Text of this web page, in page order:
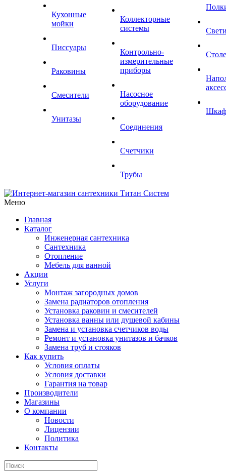
Кухонные
мойки
Писсуары
Раковины
Смесители
Унитазы
Коллекторные
системы
Контрольно-
измерительные
приборы
Насосное
оборудование
Соединения
Счетчики
Трубы
Меню
Главная
Каталог
Инженерная сантехника
Сантехника
Отопление
Мебель для ванной
Акции
Услуги
Монтаж загородных домов
Замена радиаторов отопления
Установка раковин и смесителей
Установка ванны или душевой кабины
Замена и установка счетчиков воды
Ремонт и установка унитазов и бачков
Замена труб и стояков
Как купить
Условия оплаты
Условия доставки
Гарантия на товар
Производители
Магазины
О компании
Новости
Лицензии
Политика
Контакты